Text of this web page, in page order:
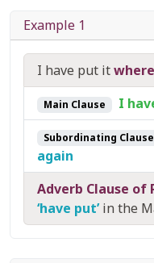
Example 1
I have put itwhere
Main Clause I
Subordinating Clause
again
Adverb Clause of
‘have put’in the